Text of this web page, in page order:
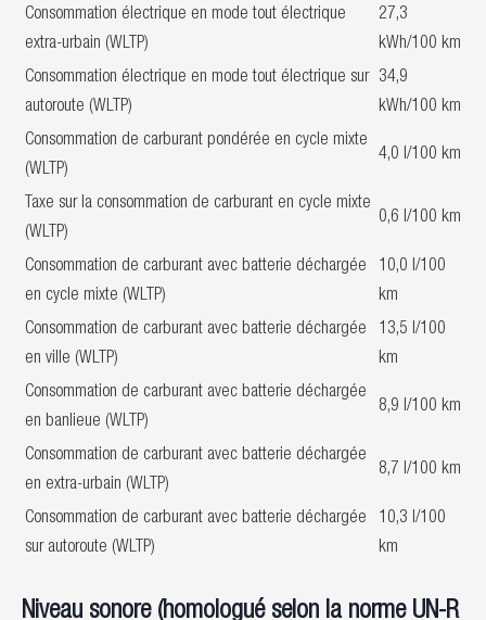
Consommation électrique en mode tout électrique
extra-urbain (WLTP)
27,3
kWh/100 km
Consommation électrique en mode tout électrique sur
autoroute (WLTP)
34,9
kWh/100 km
Consommation de carburant pondérée en cycle mixte
(WLTP)
4,0 l/100 km
Taxe sur la consommation de carburant en cycle mixte
(WLTP)
0,6 l/100 km
Consommation de carburant avec batterie déchargée
en cycle mixte (WLTP)
10,0 l/100
km
Consommation de carburant avec batterie déchargée
en ville (WLTP)
13,5 l/100
km
Consommation de carburant avec batterie déchargée
en banlieue (WLTP)
8,9 l/100 km
Consommation de carburant avec batterie déchargée
en extra-urbain (WLTP)
8,7 l/100 km
Consommation de carburant avec batterie déchargée
sur autoroute (WLTP)
10,3 l/100
km
Niveau sonore (homologué selon la norme UN-R